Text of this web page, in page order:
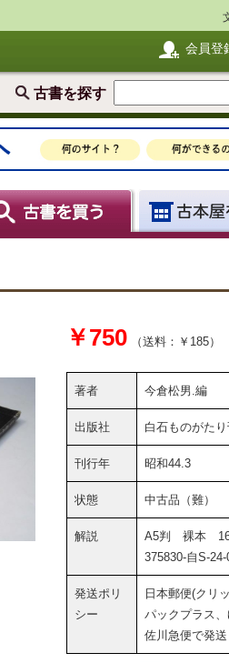
会員登
古書を探す
￥750 （送料：￥185）
著者 今倉松男.編
出版社 白石ものがた
刊行年 昭和44.3
状態 中古品（難）
解説
A5判 裸本
375830-自S-24-
発送ポリ
シー
日本郵便(クリ
パックプラス
佐川急便で発送